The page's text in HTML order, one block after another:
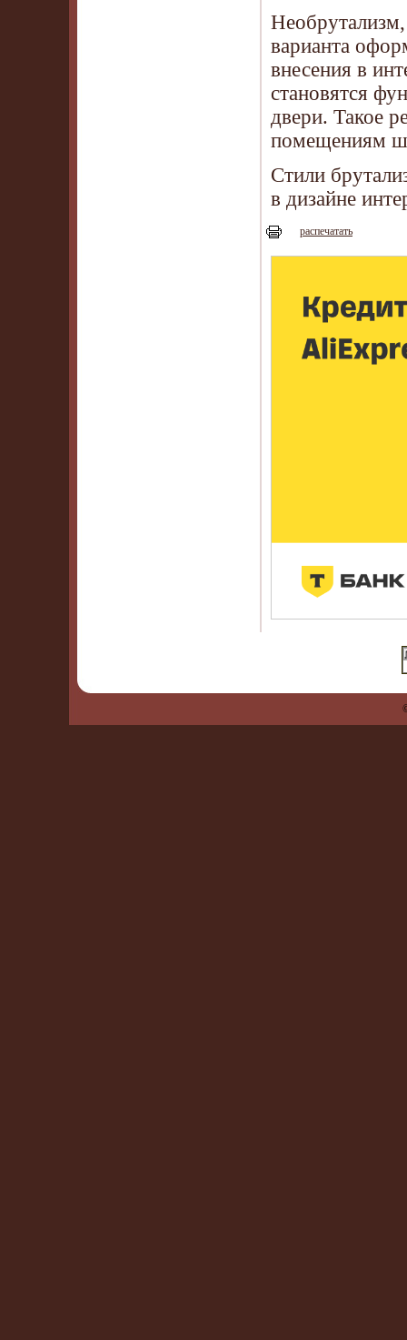
варианта
внесения в
становятся
двери. Такое
помещениям
Стили
в дизайне
распечатать